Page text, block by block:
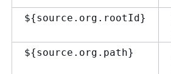
${source.org.rootId}
${source.org.path}